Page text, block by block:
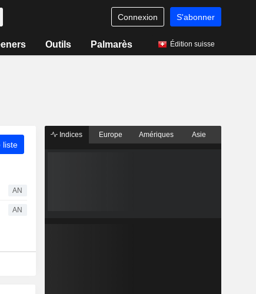
Connexion S'abonner
Outils Palmarès Édition suisse
liste
AN
AN
Indices Europe Amériques Asie